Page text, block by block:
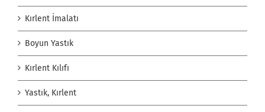
Kırlent İmalatı
Boyun Yastık
Kırlent Kılıfı
Yastık, Kırlent